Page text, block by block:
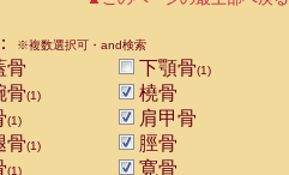
※複数選択可・and検索
骨 下顎骨(1)
骨(1)
橈骨
(1)
肩甲骨
骨(1)
脛骨
(1)
寛骨